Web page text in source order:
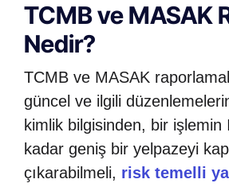
TCMB ve MASAK
Nedir?
TCMB ve MASAK
güncel ve ilgili
kimlik bilgisinden, bir
kadar geniş bir yelpazeyi
çıkarabilmeli, risk temelli